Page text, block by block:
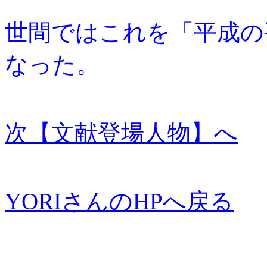
世間ではこれを「平成
なった。
次【文献登場人物】へ
YORIさんのHPへ戻る